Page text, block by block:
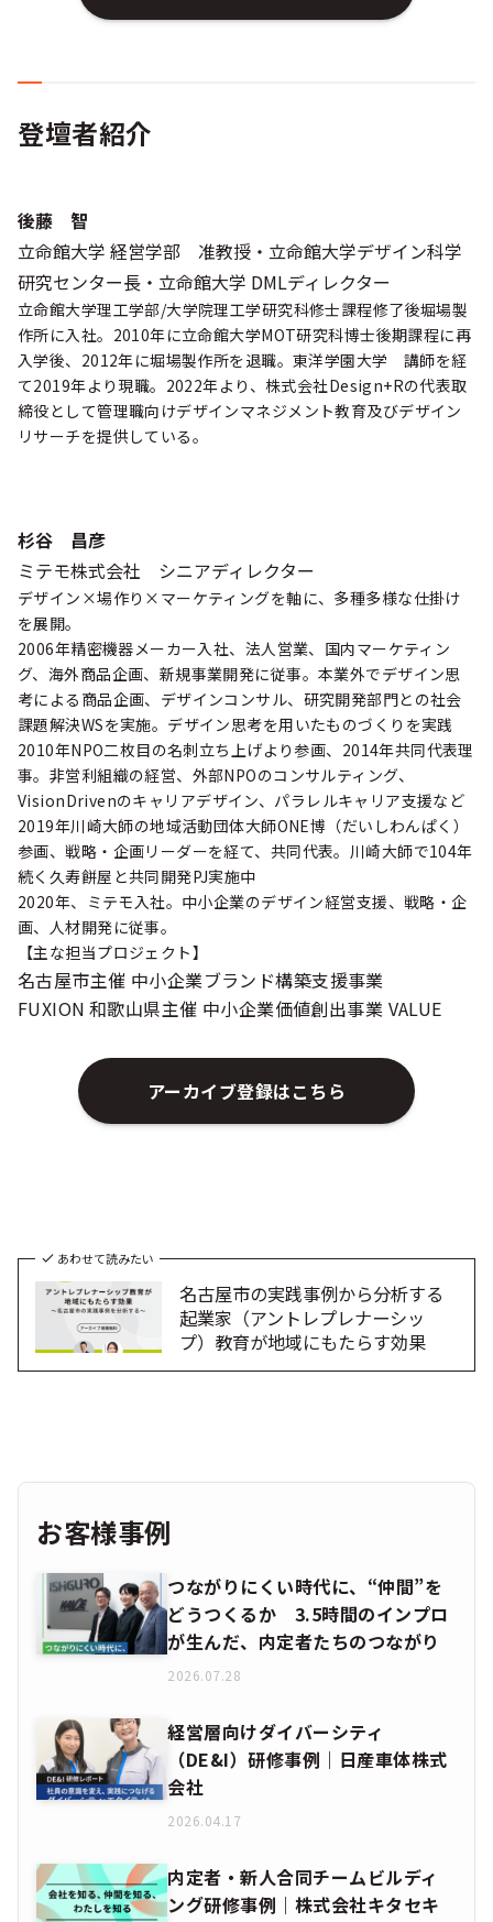
登壇者紹介
後藤 智
立命館大学 経営学部 准教授・立命館大学デザイン科学
研究センター長・立命館大学 DMLディレクター
立命館大学理工学部/大学院理工学研究科修士課程修了後堀場製
作所に入社。2010年に立命館大学MOT研究科博士後期課程に再
入学後、2012年に堀場製作所を退職。東洋学園大学 講師を経
て2019年より現職。2022年より、株式会社Design+Rの代表取
締役として管理職向けデザインマネジメント教育及びデザイン
リサーチを提供している。
杉谷 昌彦
ミテモ株式会社 シニアディレクター
デザイン×場作り×マーケティングを軸に、多種多様な仕掛け
を展開。
2006年精密機器メーカー入社、法人営業、国内マーケティン
グ、海外商品企画、新規事業開発に従事。本業外でデザイン思
考による商品企画、デザインコンサル、研究開発部門との社会
課題解決WSを実施。デザイン思考を用いたものづくりを実践
2010年NPO二枚目の名刺立ち上げより参画、2014年共同代表理
事。非営利組織の経営、外部NPOのコンサルティング、
VisionDrivenのキャリアデザイン、パラレルキャリア支援など
2019年川崎大師の地域活動団体大師ONE博（だいしわんぱく）
参画、戦略・企画リーダーを経て、共同代表。川崎大師で104年
続く久寿餅屋と共同開発PJ実施中
2020年、ミテモ入社。中小企業のデザイン経営支援、戦略・企
画、人材開発に従事。
【主な担当プロジェクト】
名古屋市主催 中小企業ブランド構築支援事業
FUXION 和歌山県主催 中小企業価値創出事業 VALUE
アーカイブ登録はこちら
あわせて読みたい
名古屋市の実践事例から分析する
起業家（アントレプレナーシッ
プ）教育が地域にもたらす効果
お客様事例
つながりにくい時代に、“仲間”を
どうつくるか 3.5時間のインプロ
が生んだ、内定者たちのつながり
2026.07.28
経営層向けダイバーシティ
（DE&I）研修事例｜日産車体株式
会社
2026.04.17
内定者・新人合同チームビルディ
ング研修事例｜株式会社キタセキ